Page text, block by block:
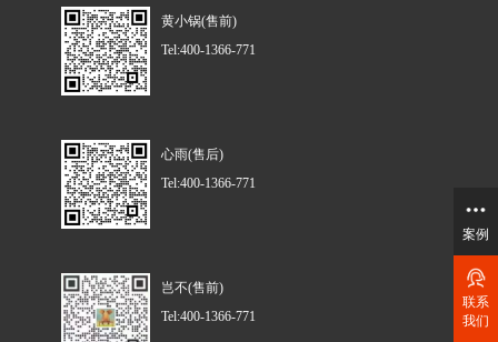
黄小锅(售前)
Tel:400-1366-771
心雨(售后)
Tel:400-1366-771
岂不(售前)
Tel:400-1366-771
案例
联系
我们